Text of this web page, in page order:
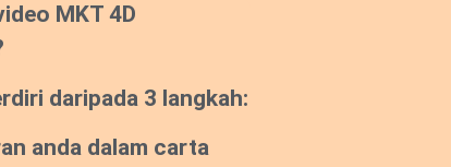
MKT 4D
daripada 3 langkah:
anda dalam carta